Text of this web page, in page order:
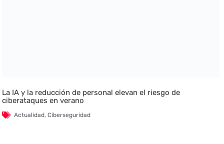
La IA y la reducción de personal elevan el riesgo de
ciberataques en verano
Actualidad,Ciberseguridad